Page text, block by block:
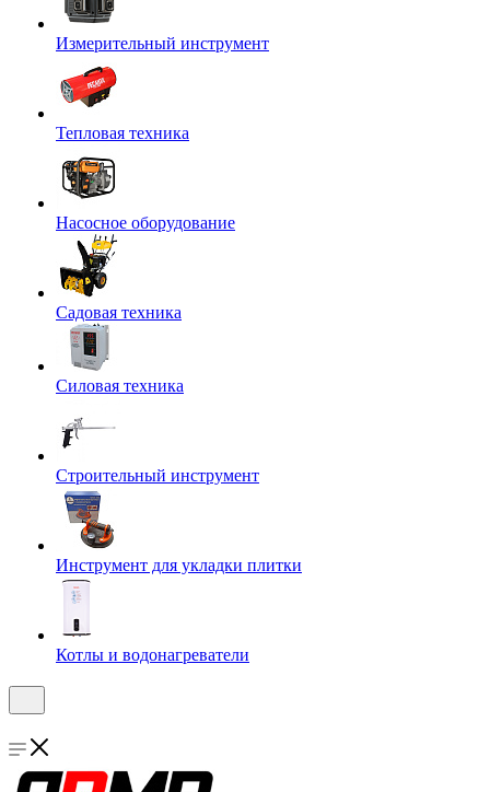
Измерительный инструмент
Тепловая техника
Насосное оборудование
Садовая техника
Силовая техника
Строительный инструмент
Инструмент для укладки плитки
Котлы и водонагреватели